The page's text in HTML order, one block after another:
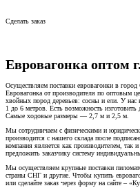
Сделать заказ
Евровагонка оптом
Осуществляем поставки евровагонки в
Евровагонка от производителя по оптовым
хвойных пород деревьев: сосны и ели. У нас
1 до 6 метров. Есть возможность
Самые ходовые размеры — 2,7 м и 2,5 м.
Мы сотрудничаем с физическими и
производится с нашего склада после
компания является как производителем,
предложить заказчику систему
Мы осуществляем крупные поставки
страны СНГ и другие. Чтобы купить
или сделайте заказ через форму на сайте –